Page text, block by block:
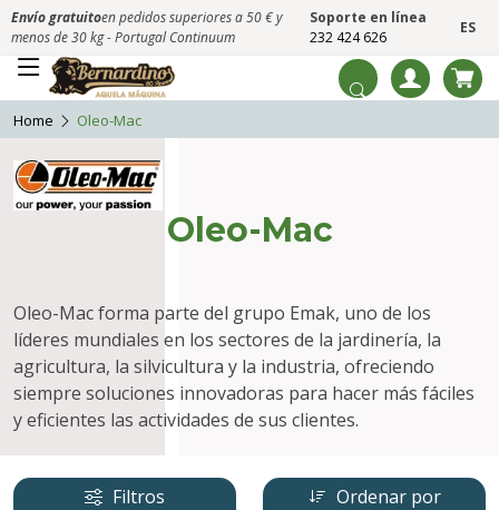
Envío gratuitoen pedidos superiores a 50 € y
menos de 30 kg - Portugal Continuum
Soporte en línea
232 424 626
ES
Home Oleo-Mac
Oleo-Mac
Oleo-Mac forma parte del grupo Emak, uno de los
líderes mundiales en los sectores de la jardinería, la
agricultura, la silvicultura y la industria, ofreciendo
siempre soluciones innovadoras para hacer más fáciles
y eficientes las actividades de sus clientes.
Filtros Ordenar por